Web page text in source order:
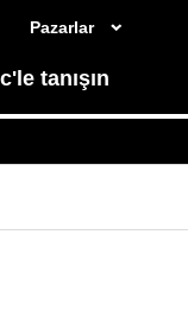
Pazarlar
tanışın